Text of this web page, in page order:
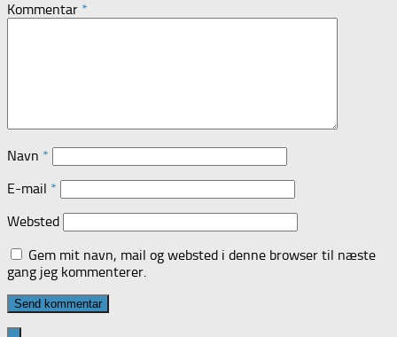
Kommentar *
Navn *
E-mail *
Websted
Gem mit navn, mail og websted i denne browser til næste
gang jeg kommenterer.